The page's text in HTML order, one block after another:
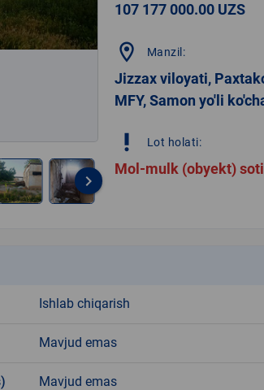
keyboard_arrow_right
107 177 000.00 UZS
location_on Manzil:
Jizzax viloyati,
MFY, Samon yo'li
priority_high Lot holati:
Mol-mulk (obyekt)
Ishlab chiqarish
Mavjud emas
Mavjud emas